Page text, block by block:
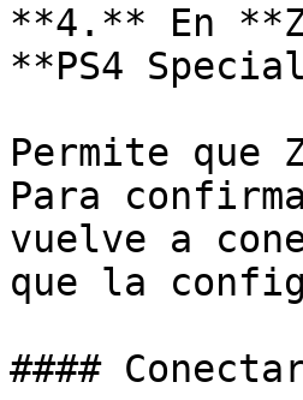
**4.** En
**PS4
Permite
Para
vuelve a
que la
####